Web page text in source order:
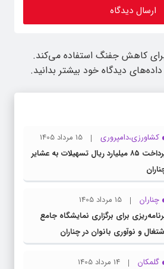
کاهش جفنگ استفاده می‌کند.
دیدگاه خود بیشتر بدانید.
کشاورزی،دامپروری
15 مرداد 1405
پرداخت ۸۵ میلیارد ریال تسهیلات به عشایر
چناران
15 مرداد 1405
برای برگزاری نمایشگاه جامع
و نوآوری بانوان در چناران
گلمکان
14 مرداد 1405